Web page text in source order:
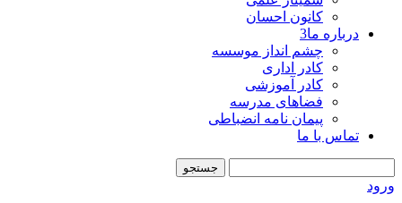
کانون احسان
درباره ما3
چشم انداز موسسه
کادر اداری
کادر آموزشی
فضاهای مدرسه
پیمان نامه انضباطی
تماس با ما
برای:
ورود